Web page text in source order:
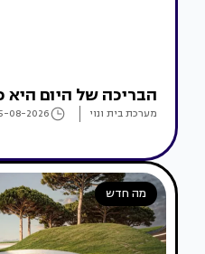
הבריכה של היום היא
מערכת בית ונוי 08-2026
מה חדש